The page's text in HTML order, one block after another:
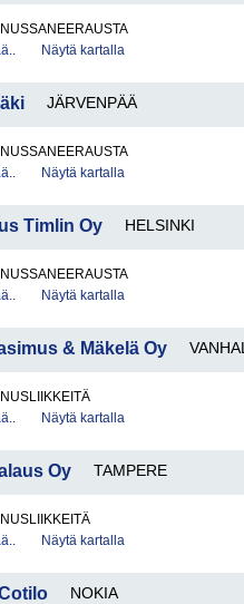
Näytä kartalla
JÄRVENPÄÄ
Näytä kartalla
Timlin Oy HELSINKI
Näytä kartalla
& Mäkelä Oy
Näytä kartalla
Oy TAMPERE
Näytä kartalla
NOKIA